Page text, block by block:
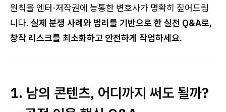
원칙을 엔터·저작권에 능통한 변호사가 명확히 짚어드립
니다. 실제 분쟁 사례와 법리를 기반으로 한 실전 Q&A로,
창작 리스크를 최소화하고 안전하게 작업하세요.
1. 남의 콘텐츠, 어디까지 써도 될까?